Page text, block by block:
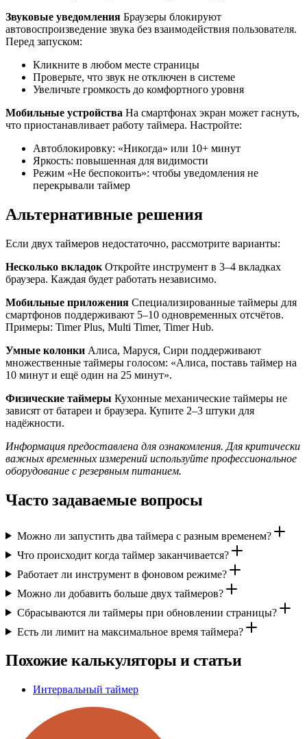
Звуковые уведомления Браузеры блокируют
автовоспроизведение звука без взаимодействия пользователя.
Перед запуском:
Кликните в любом месте страницы
Проверьте, что звук не отключен в системе
Увеличьте громкость до комфортного уровня
Мобильные устройства На смартфонах экран может гаснуть,
что приостанавливает работу таймера. Настройте:
Автоблокировку: «Никогда» или 10+ минут
Яркость: повышенная для видимости
Режим «Не беспокоить»: чтобы уведомления не
перекрывали таймер
Альтернативные решения
Если двух таймеров недостаточно, рассмотрите варианты:
Несколько вкладок Откройте инструмент в 3–4 вкладках
браузера. Каждая будет работать независимо.
Мобильные приложения Специализированные таймеры для
смартфонов поддерживают 5–10 одновременных отсчётов.
Примеры: Timer Plus, Multi Timer, Timer Hub.
Умные колонки Алиса, Маруся, Сири поддерживают
множественные таймеры голосом: «Алиса, поставь таймер на
10 минут и ещё один на 25 минут».
Физические таймеры Кухонные механические таймеры не
зависят от батареи и браузера. Купите 2–3 штуки для
надёжности.
Информация предоставлена для ознакомления. Для критически
важных временных измерений используйте профессиональное
оборудование с резервным питанием.
Часто задаваемые вопросы
Можно ли запустить два таймера с разным временем?
Что происходит когда таймер заканчивается?
Работает ли инструмент в фоновом режиме?
Можно ли добавить больше двух таймеров?
Сбрасываются ли таймеры при обновлении страницы?
Есть ли лимит на максимальное время таймера?
Похожие калькуляторы и статьи
Интервальный таймер